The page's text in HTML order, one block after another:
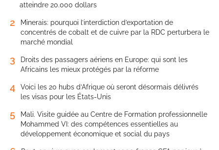
atteindre 20.000 dollars
2
Minerais: pourquoi l’interdiction d’exportation de
concentrés de cobalt et de cuivre par la RDC perturbera le
marché mondial
3
Droits des passagers aériens en Europe: qui sont les
Africains les mieux protégés par la réforme
4
Voici les 20 hubs d’Afrique où seront désormais délivrés
les visas pour les États-Unis
5
Mali. Visite guidée au Centre de Formation professionnelle
Mohammed VI: des compétences essentielles au
développement économique et social du pays